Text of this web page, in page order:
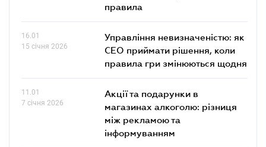
правила
16.01
15 січня 2026
Управління невизначеністю: як
СЕО приймати рішення, коли
правила гри змінюються щодня
11.01
7 січня 2026
Акції та подарунки в
магазинах алкоголю: різниця
між рекламою та
інформуванням